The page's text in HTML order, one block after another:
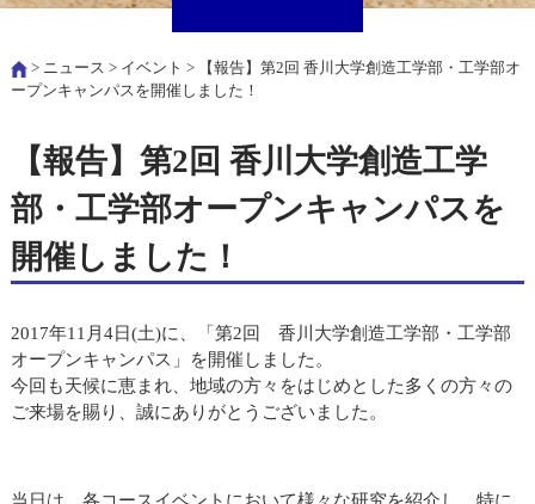
> ニュース > イベント > 【報告】第2回 香川大学創造工学部・工学部オ
ープンキャンパスを開催しました！
【報告】第2回 香川大学創造工学
部・工学部オープンキャンパスを
開催しました！
2017年11月4日(土)に、「第2回 香川大学創造工学部・工学部
オープンキャンパス」を開催しました。
今回も天候に恵まれ、地域の方々をはじめとした多くの方々の
ご来場を賜り、誠にありがとうございました。